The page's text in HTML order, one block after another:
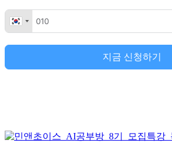
지금 신청하기